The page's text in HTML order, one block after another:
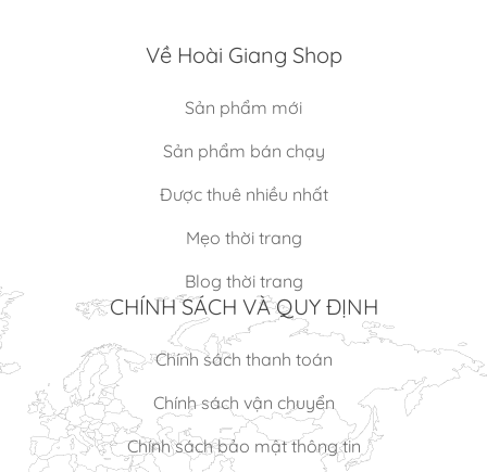
Về Hoài Giang Shop
Sản phẩm mới
Sản phẩm bán chạy
Được thuê nhiều nhất
Mẹo thời trang
Blog thời trang
CHÍNH SÁCH VÀ QUY ĐỊNH
Chính sách thanh toán
Chính sách vận chuyển
Chính sách bảo mật thông tin